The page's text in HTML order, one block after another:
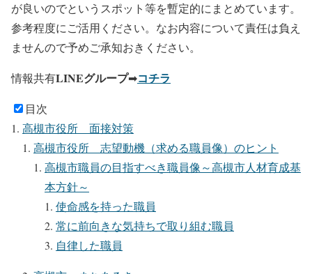
が良いのでというスポット等を暫定的にまとめています。
参考程度にご活用ください。なお内容について責任は負え
ませんので予めご承知おきください。
情報共有LINEグループ➡コチラ
目次
高槻市役所 面接対策
高槻市役所 志望動機（求める職員像）のヒント
高槻市職員の目指すべき職員像～高槻市人材育成基
本方針～
使命感を持った職員
常に前向きな気持ちで取り組む職員
自律した職員